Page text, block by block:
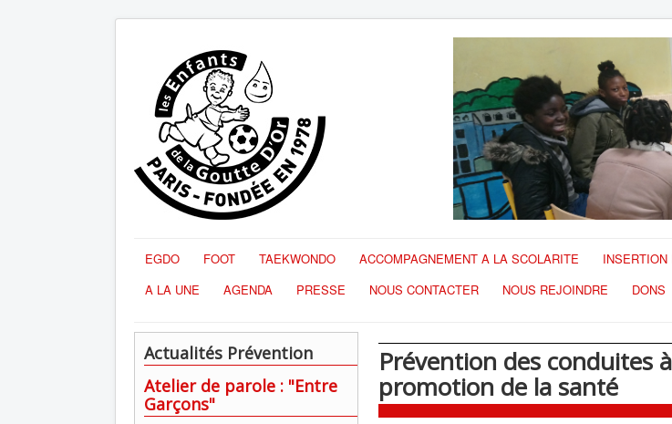
EGDO FOOT TAEKWONDO ACCOMPAGNEMENT A LA SCOLARITE INSERTION
A LA UNE
AGENDA PRESSE NOUS CONTACTER NOUS REJOINDRE DONS
Actualités Prévention
Atelier de parole : "Entre
Garçons"
Prévention des conduites
promotion de la santé